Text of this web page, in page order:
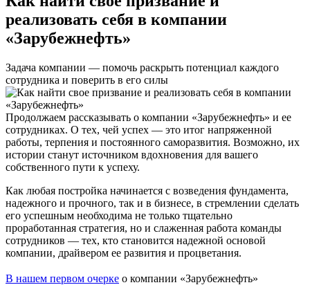
реализовать себя в компании
«Зарубежнефть»
Задача компании — помочь раскрыть потенциал каждого
сотрудника и поверить в его силы
Продолжаем рассказывать о компании «Зарубежнефть» и ее
сотрудниках. О тех, чей успех — это итог напряженной
работы, терпения и постоянного саморазвития. Возможно, их
истории станут источником вдохновения для вашего
собственного пути к успеху.
Как любая постройка начинается с возведения фундамента,
надежного и прочного, так и в бизнесе, в стремлении сделать
его успешным необходима не только тщательно
проработанная стратегия, но и слаженная работа команды
сотрудников — тех, кто становится надежной основой
компании, драйвером ее развития и процветания.
В нашем первом очерке о компании «Зарубежнефть»